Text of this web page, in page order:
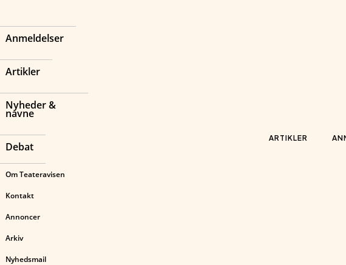
Anmeldelser
Artikler
Nyheder &
navne
Debat
Om Teateravisen
Kontakt
Annoncer
Arkiv
Nyhedsmail
ARTIKLER